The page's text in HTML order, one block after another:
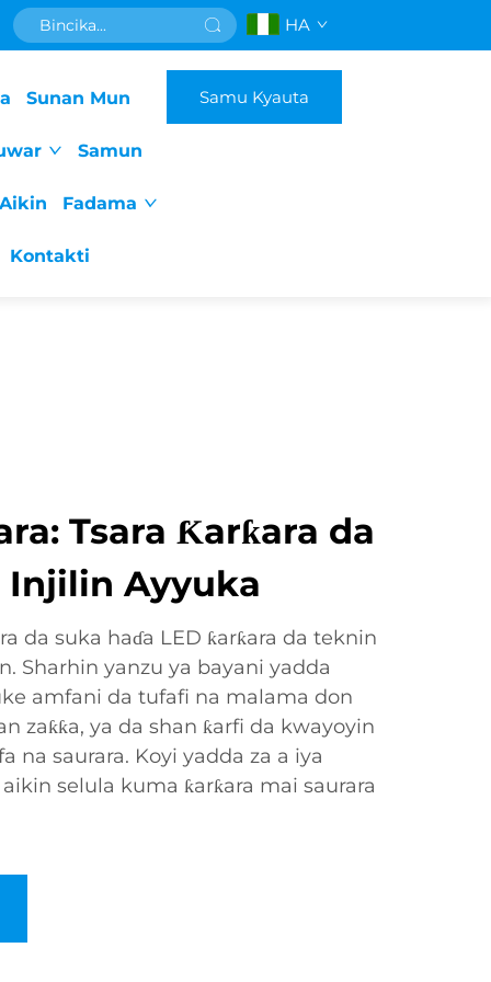
HA
Sunan Mun
Samun
Fadama
Kontakti
Samu Kyauta
Tsara Ƙarƙara da
Injilin Ayyuka
da suka haɗa LED ƙarƙara da teknin
Sharhin yanzu ya bayani yadda
amfani da tufafi na malama don
zaƙƙa, ya da shan ƙarfi da kwayoyin
na saurara. Koyi yadda za a iya
selula kuma ƙarƙara mai saurara